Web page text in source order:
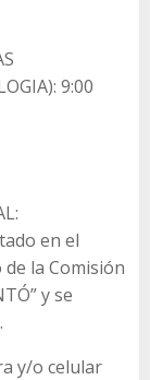
9:00
en el
la Comisión
y se
y/o celular